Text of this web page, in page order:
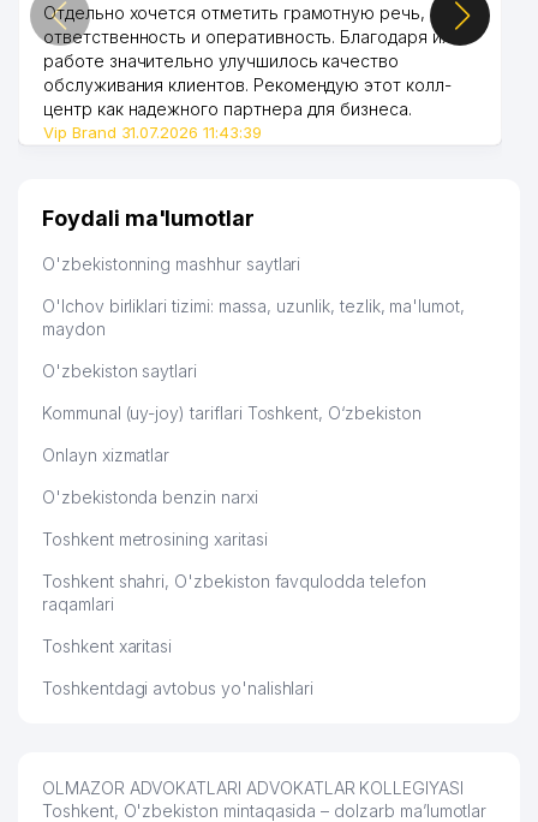
Отдельно хочется отметить грамотную речь,
ответственность и оперативность. Благодаря их
работе значительно улучшилось качество
обслуживания клиентов. Рекомендую этот колл-
центр как надежного партнера для бизнеса.
Vip Brand 31.07.2026 11:43:39
Foydali ma'lumotlar
O'zbekistonning mashhur saytlari
O'lchov birliklari tizimi: massa, uzunlik, tezlik, ma'lumot,
maydon
O'zbekiston saytlari
Kommunal (uy-joy) tariflari Toshkent, O‘zbekiston
Onlayn xizmatlar
O'zbekistonda benzin narxi
Toshkent metrosining xaritasi
Toshkent shahri, O'zbekiston favqulodda telefon
raqamlari
Toshkent xaritasi
Toshkentdagi avtobus yo'nalishlari
OLMAZOR ADVOKATLARI ADVOKATLAR KOLLEGIYASI
Toshkent, O'zbekiston mintaqasida – dolzarb ma’lumotlar